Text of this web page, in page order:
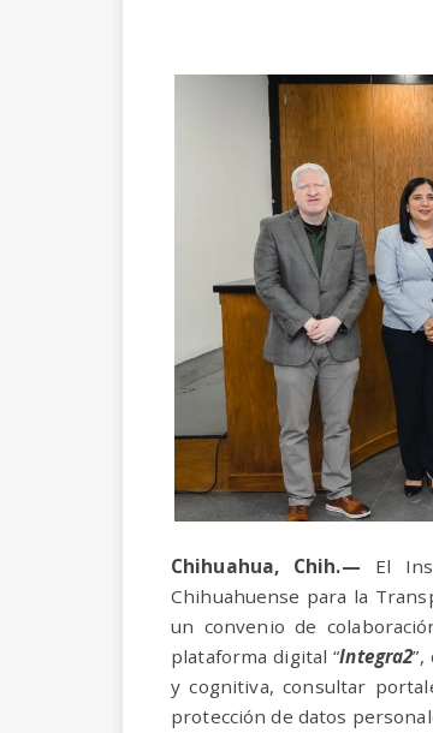
Chihuahua, Chih.—
El
Chihuahuense para la
un convenio de
plataforma digital “Integra2
y cognitiva, consultar
protección de datos